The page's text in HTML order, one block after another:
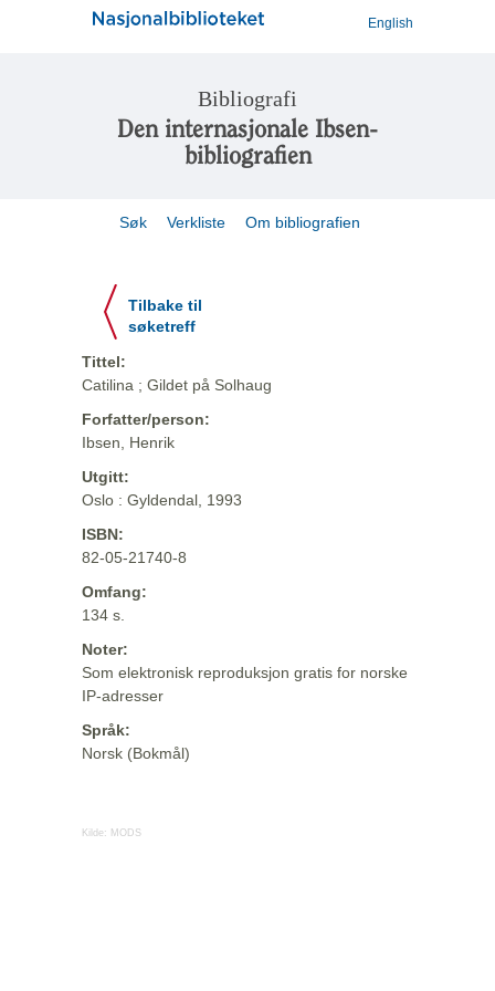
English
Bibliografi
Den internasjonale Ibsen-
bibliografien
Søk Verkliste Om bibliografien
Tilbake til
søketreff
Tittel:
Catilina ; Gildet på Solhaug
Forfatter/person:
Ibsen, Henrik
Utgitt:
Oslo : Gyldendal, 1993
ISBN:
82-05-21740-8
Omfang:
134 s.
Noter:
Som elektronisk reproduksjon gratis for norske
IP-adresser
Språk:
Norsk (Bokmål)
Kilde: MODS